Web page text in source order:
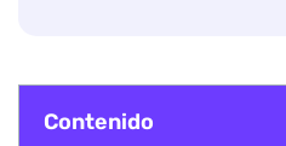
Contenido